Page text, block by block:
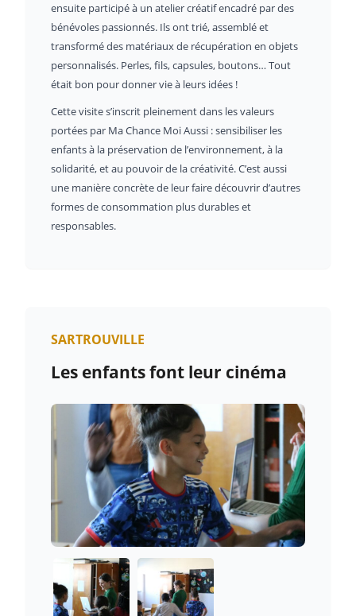
ensuite participé à un atelier créatif encadré par des
bénévoles passionnés. Ils ont trié, assemblé et
transformé des matériaux de récupération en objets
personnalisés. Perles, fils, capsules, boutons… Tout
était bon pour donner vie à leurs idées !
Cette visite s’inscrit pleinement dans les valeurs
portées par Ma Chance Moi Aussi : sensibiliser les
enfants à la préservation de l’environnement, à la
solidarité, et au pouvoir de la créativité. C’est aussi
une manière concrète de leur faire découvrir d’autres
formes de consommation plus durables et
responsables.
SARTROUVILLE
Les enfants font leur cinéma